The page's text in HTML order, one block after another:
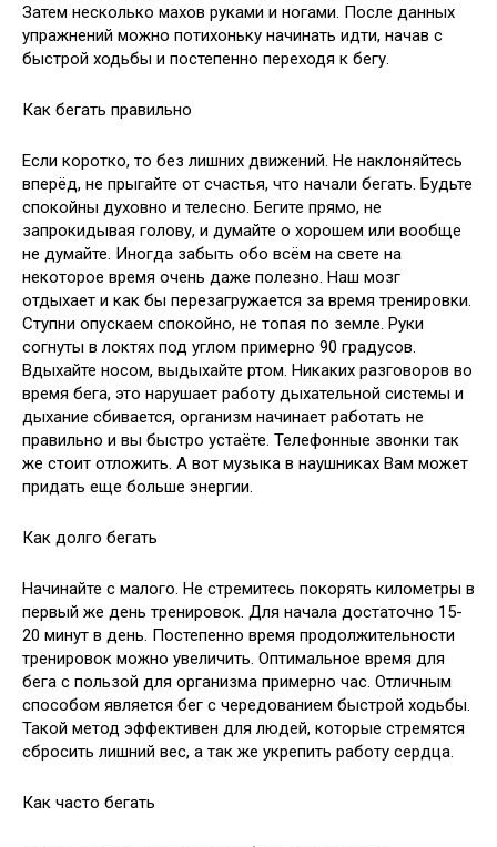
Затем несколько махов руками и ногами. После данных
упражнений можно потихоньку начинать идти, начав с
быстрой ходьбы и постепенно переходя к бегу.
Как бегать правильно
Если коротко, то без лишних движений. Не наклоняйтесь
вперёд, не прыгайте от счастья, что начали бегать. Будьте
спокойны духовно и телесно. Бегите прямо, не
запрокидывая голову, и думайте о хорошем или вообще
не думайте. Иногда забыть обо всём на свете на
некоторое время очень даже полезно. Наш мозг
отдыхает и как бы перезагружается за время тренировки.
Ступни опускаем спокойно, не топая по земле. Руки
согнуты в локтях под углом примерно 90 градусов.
Вдыхайте носом, выдыхайте ртом. Никаких разговоров во
время бега, это нарушает работу дыхательной системы и
дыхание сбивается, организм начинает работать не
правильно и вы быстро устаёте. Телефонные звонки так
же стоит отложить. А вот музыка в наушниках Вам может
придать еще больше энергии.
Как долго бегать
Начинайте с малого. Не стремитесь покорять километры в
первый же день тренировок. Для начала достаточно 15-
20 минут в день. Постепенно время продолжительности
тренировок можно увеличить. Оптимальное время для
бега с пользой для организма примерно час. Отличным
способом является бег с чередованием быстрой ходьбы.
Такой метод эффективен для людей, которые стремятся
сбросить лишний вес, а так же укрепить работу сердца.
Как часто бегать